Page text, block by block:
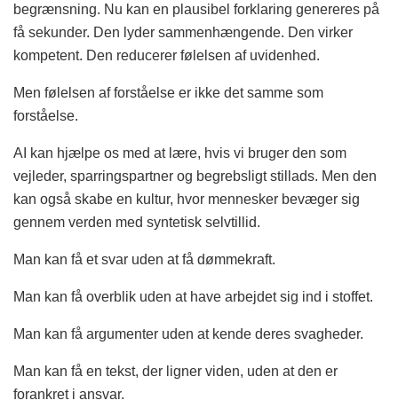
begrænsning. Nu kan en plausibel forklaring genereres på
få sekunder. Den lyder sammenhængende. Den virker
kompetent. Den reducerer følelsen af uvidenhed.
Men følelsen af forståelse er ikke det samme som
forståelse.
AI kan hjælpe os med at lære, hvis vi bruger den som
vejleder, sparringspartner og begrebsligt stillads. Men den
kan også skabe en kultur, hvor mennesker bevæger sig
gennem verden med syntetisk selvtillid.
Man kan få et svar uden at få dømmekraft.
Man kan få overblik uden at have arbejdet sig ind i stoffet.
Man kan få argumenter uden at kende deres svagheder.
Man kan få en tekst, der ligner viden, uden at den er
forankret i ansvar.